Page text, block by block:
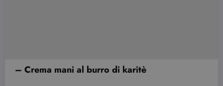
– Crema mani al burro di karitè